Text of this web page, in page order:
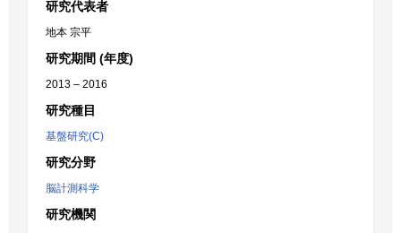
研究代表者
地本 宗平
研究期間 (年度)
2013 – 2016
研究種目
基盤研究(C)
研究分野
脳計測科学
研究機関